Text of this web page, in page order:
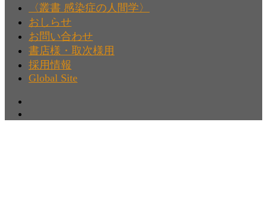
〈叢書 感染症の人間学〉
おしらせ
お問い合わせ
書店様・取次様用
採用情報
Global Site